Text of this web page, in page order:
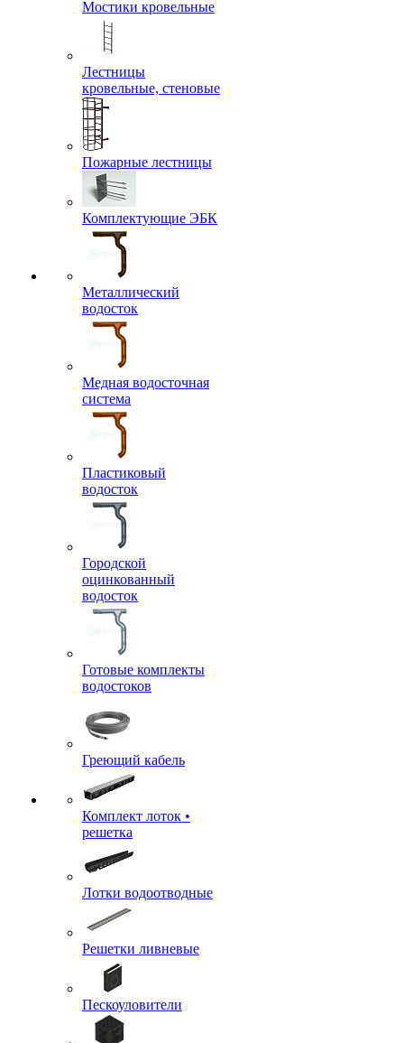
Мостики кровельные
Лестницы
кровельные, стеновые
Пожарные лестницы
Комплектующие ЭБК
Металлический
водосток
Медная водосточная
система
Пластиковый
водосток
Городской
оцинкованный
водосток
Готовые комплекты
водостоков
Греющий кабель
Комплект лоток •
решетка
Лотки водоотводные
Решетки ливневые
Пескоуловители